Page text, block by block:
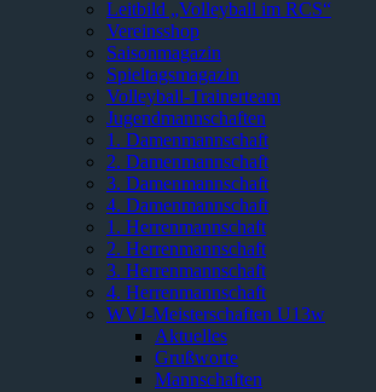
Leitbild „Volleyball im RCS“
Vereinsshop
Saisonmagazin
Spieltagsmagazin
Volleyball-Trainerteam
Jugendmannschaften
1. Damenmannschaft
2. Damenmannschaft
3. Damenmannschaft
4. Damenmannschaft
1. Herrenmannschaft
2. Herrenmannschaft
3. Herrenmannschaft
4. Herrenmannschaft
WVJ-Meisterschaften U13w
Aktuelles
Grußworte
Mannschaften